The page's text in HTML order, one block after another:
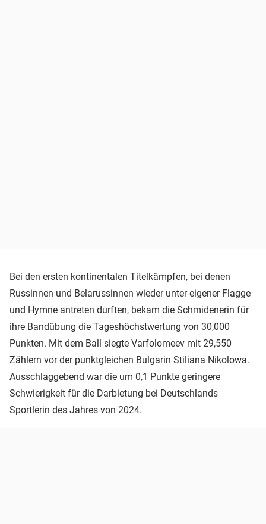
Bei den ersten kontinentalen Titelkämpfen, bei denen
Russinnen und Belarussinnen wieder unter eigener Flagge
und Hymne antreten durften, bekam die Schmidenerin für
ihre Bandübung die Tageshöchstwertung von 30,000
Punkten. Mit dem Ball siegte Varfolomeev mit 29,550
Zählern vor der punktgleichen Bulgarin Stiliana Nikolowa.
Ausschlaggebend war die um 0,1 Punkte geringere
Schwierigkeit für die Darbietung bei Deutschlands
Sportlerin des Jahres von 2024.